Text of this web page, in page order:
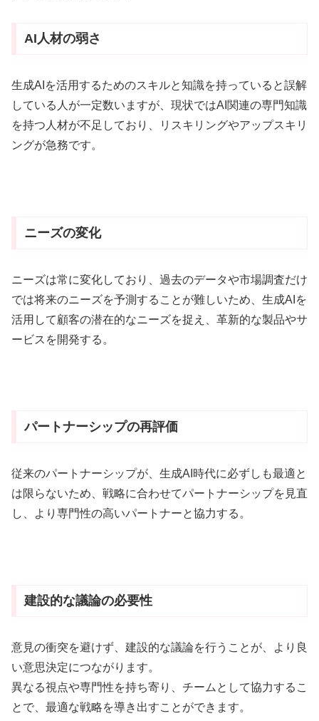
AI人材の弱さ
生成AIを活用するためのスキルと知識を持っていると誤解
している人が一定数いますが、現状ではAI関連の専門知識
を持つ人材が不足しており、リスキリングやアップスキリ
ングが急務です。
ニーズの変化
ニーズは常に変化しており、過去のデータや市場調査だけ
では将来のニーズを予測することが難しいため、 生成AIを
活用して顧客の潜在的なニーズを捉え、革新的な製品やサ
ービスを開発する 。
パートナーシップの再評価
従来のパートナーシップが、生成AI時代に必ずしも最適と
は限らないため、 戦略に合わせてパートナーシップを見直
し、より専門性の高いパートナーと協力する 。
建設的な議論の必要性
意見の衝突を避けず、建設的な議論を行うことが、より良
い意思決定につながります。
異なる視点や専門性を持ち寄り、チームとして協力するこ
とで、最適な戦略を導き出すことができます。